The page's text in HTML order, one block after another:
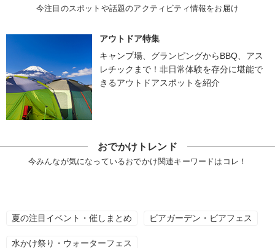
今注目のスポットや話題のアクティビティ情報をお届け
アウトドア特集
キャンプ場、グランピングからBBQ、アス
レチックまで！非日常体験を存分に堪能で
きるアウトドアスポットを紹介
おでかけトレンド
今みんなが気になっているおでかけ関連キーワードはコレ！
夏の注目イベント・催しまとめ ビアガーデン・ビアフェス
水かけ祭り・ウォーターフェス